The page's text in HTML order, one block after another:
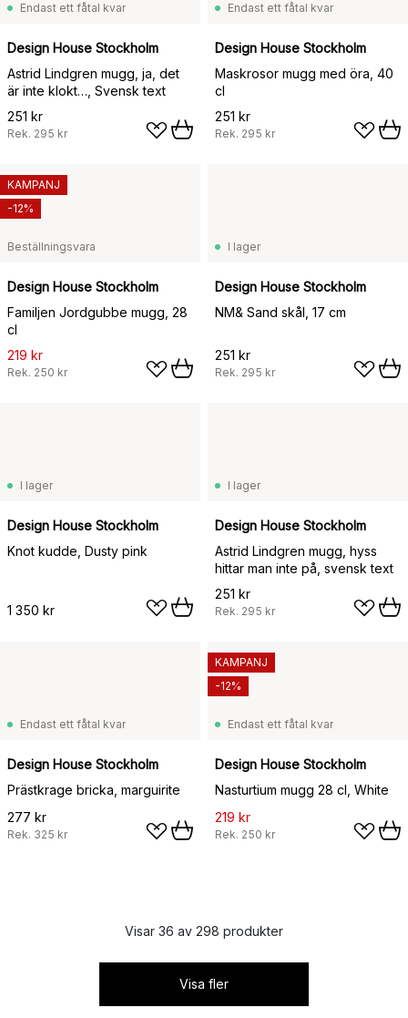
Endast ett fåtal kvar
Design House Stockholm
Astrid Lindgren mugg, ja, det
är inte klokt…, Svensk text
251 kr
Rek. 295 kr
Endast ett fåtal kvar
Design House Stockholm
Maskrosor mugg med öra, 40
cl
251 kr
Rek. 295 kr
Beställningsvara
Design House Stockholm
Familjen Jordgubbe mugg, 28
cl
219 kr
Rek. 250 kr
KAMPANJ
-12%
I lager
Design House Stockholm
NM& Sand skål, 17 cm
251 kr
Rek. 295 kr
I lager
Design House Stockholm
Knot kudde, Dusty pink
1 350 kr
I lager
Design House Stockholm
Astrid Lindgren mugg, hyss
hittar man inte på, svensk text
251 kr
Rek. 295 kr
Endast ett fåtal kvar
Design House Stockholm
Prästkrage bricka, marguirite
277 kr
Rek. 325 kr
Endast ett fåtal kvar
Design House Stockholm
Nasturtium mugg 28 cl, White
219 kr
Rek. 250 kr
KAMPANJ
-12%
Visar 36 av 298 produkter
Visa fler